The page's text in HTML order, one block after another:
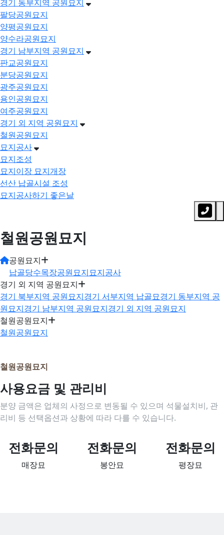
경기 동부지역 공원묘지
팔당공원묘지
양평공원묘지
양수라공원묘지
경기 남부지역 공원묘지
판교공원묘지
분당공원묘지
광주공원묘지
용인공원묘지
여주공원묘지
경기 외 지역 공원묘지
철원공원묘지
묘지공사
묘지조성
묘지이장 묘지개장
선산 납골시설 조성
묘지공사하기 좋은날
철원공원묘지
공원묘지
납골당수목장공원묘지묘지공사
경기 외 지역 공원묘지
경기 북부지역 공원묘지경기 서부지역 납골묘경기 동부지역 공
원묘지경기 남부지역 공원묘지경기 외 지역 공원묘지
철원공원묘지
철원공원묘지
철원공원묘지
사용요금 및 관리비
분양 금액은 업체의 사정으로 변동될 수 있으며 석물설치비, 관
리비 등 선택옵션과 상황에 따라 다를 수 있습니다.
전화문의
매장묘
전화문의
봉안묘
전화문의
평장묘